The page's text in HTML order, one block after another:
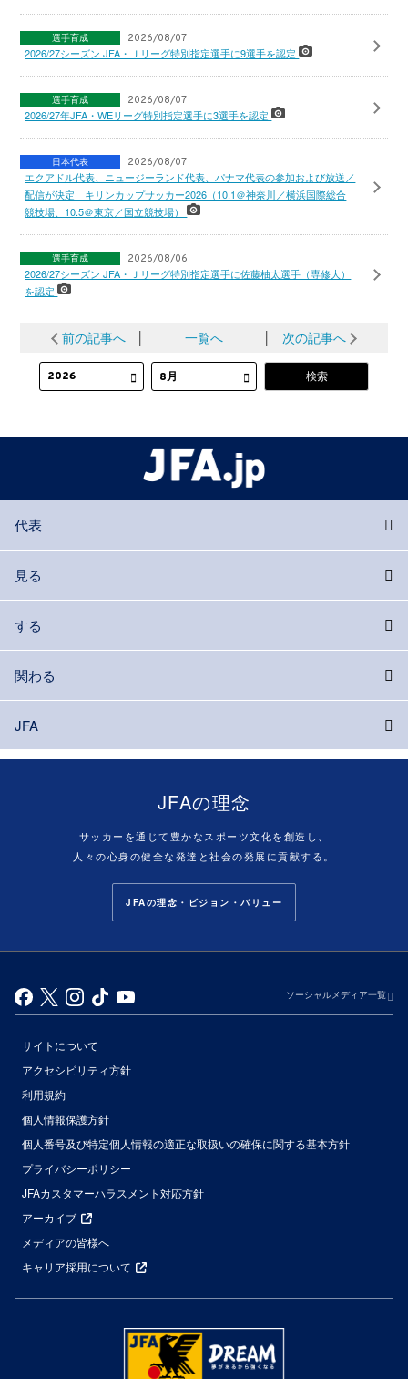
選手育成 2026/08/07
2026/27シーズン JFA・Ｊリーグ特別指定選手に9選手を認定
選手育成 2026/08/07
2026/27年JFA・WEリーグ特別指定選手に3選手を認定
日本代表 2026/08/07
エクアドル代表、ニュージーランド代表、パナマ代表の参加および放送／
配信が決定 キリンカップサッカー2026（10.1＠神奈川／横浜国際総合
競技場、10.5＠東京／国立競技場）
選手育成 2026/08/06
2026/27シーズン JFA・Ｊリーグ特別指定選手に佐藤柚太選手（専修大）
を認定
前の記事へ 一覧へ 次の記事へ
代表
見る
する
関わる
JFA
JFAの理念
サッカーを通じて豊かなスポーツ文化を創造し、
人々の心身の健全な発達と社会の発展に貢献する。
JFAの理念・ビジョン・バリュー
ソーシャルメディア一覧
サイトについて
アクセシビリティ方針
利用規約
個人情報保護方針
個人番号及び特定個人情報の適正な取扱いの確保に関する基本方針
プライバシーポリシー
JFAカスタマーハラスメント対応方針
アーカイブ
メディアの皆様へ
キャリア採用について